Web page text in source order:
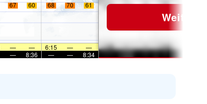
67 60 68 70 61
— — 6:15 —
—
— 8:36 — — 8:34
Weiter